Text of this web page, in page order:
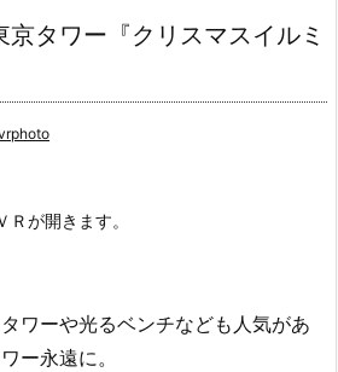
タワー『クリスマスイルミ
ワーや光るベンチなども人気があ
ー永遠に。